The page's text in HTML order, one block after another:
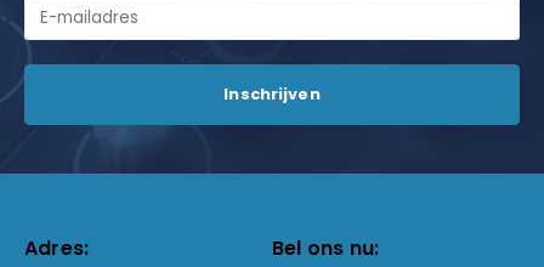
Adres: Bel ons nu: